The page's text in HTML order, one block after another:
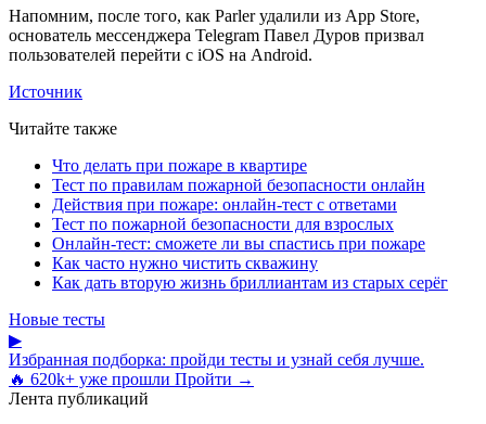
Напомним, после того, как Parler удалили из App Store,
основатель мессенджера Telegram Павел Дуров призвал
пользователей перейти с iOS на Android.
Источник
Читайте также
Что делать при пожаре в квартире
Тест по правилам пожарной безопасности онлайн
Действия при пожаре: онлайн-тест с ответами
Тест по пожарной безопасности для взрослых
Онлайн-тест: сможете ли вы спастись при пожаре
Как часто нужно чистить скважину
Как дать вторую жизнь бриллиантам из старых серёг
Новые тесты
▶
Избранная подборка: пройди тесты и узнай себя лучше.
🔥 620k+ уже прошли Пройти →
Лента публикаций